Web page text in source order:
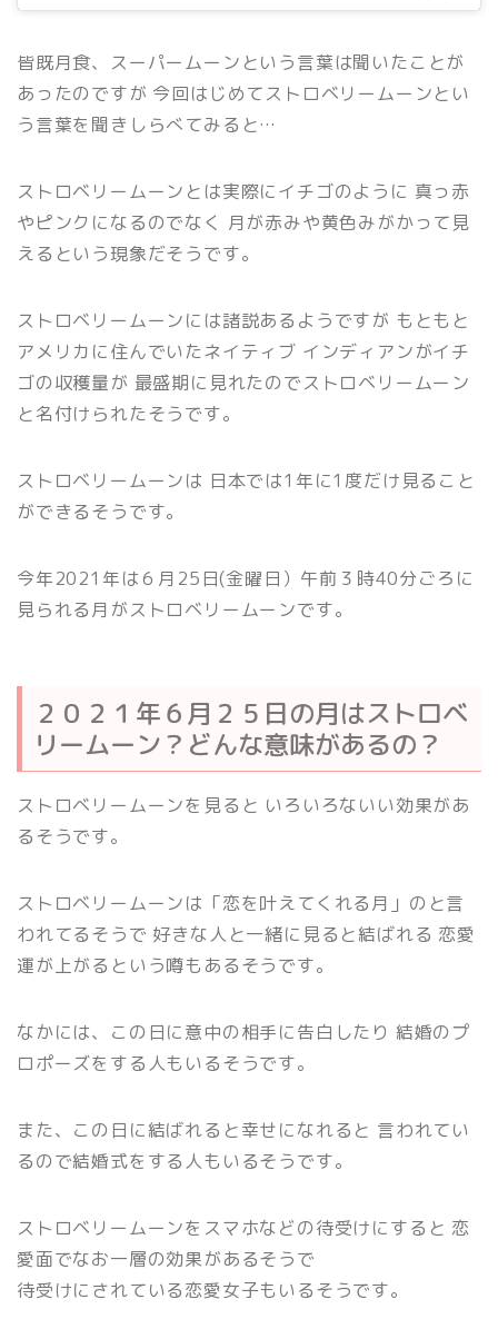
皆既月食、スーパームーンという言葉は聞いたことが
あったのですが 今回はじめてストロベリームーンとい
う言葉を聞きしらべてみると…
ストロベリームーンとは実際にイチゴのように 真っ赤
やピンクになるのでなく 月が赤みや黄色みがかって見
えるという現象だそうです。
ストロベリームーンには諸説あるようですが もともと
アメリカに住んでいたネイティブ インディアンがイチ
ゴの収穫量が 最盛期に見れたのでストロベリームーン
と名付けられたそうです。
ストロベリームーンは 日本では1年に1度だけ見ること
ができるそうです。
今年2021年は６月25日(金曜日）午前３時40分ごろに
見られる月がストロベリームーンです。
２０２１年６月２５日の月はストロベ
リームーン？どんな意味があるの？
ストロベリームーンを見ると いろいろないい効果があ
るそうです。
ストロベリームーンは「恋を叶えてくれる月」のと言
われてるそうで 好きな人と一緒に見ると結ばれる 恋愛
運が上がるという噂もあるそうです。
なかには、この日に意中の相手に告白したり 結婚のプ
ロポーズをする人もいるそうです。
また、この日に結ばれると幸せになれると 言われてい
るので結婚式をする人もいるそうです。
ストロベリームーンをスマホなどの待受けにすると 恋
愛面でなお一層の効果があるそうで
待受けにされている恋愛女子もいるそうです。